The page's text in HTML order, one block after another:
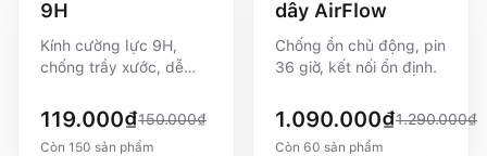
9H
Kính cường lực 9H,
chống trầy xước, dễ
119.000₫150.000₫
Còn 150 sản phẩm
dây AirFlow
Chống ồn chủ động, pin
36 giờ, kết nối ổn định.
1.090.000₫1.290.000₫
Còn 60 sản phẩm